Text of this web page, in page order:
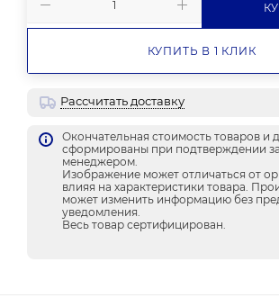
КУПИТЬ В 1 КЛИК
Рассчитать доставку
Окончательная стоимость товаров и
сформированы при подтверждении
менеджером.
Изображение может отличаться от
влияя на характеристики товара.
может изменить информацию без
уведомления.
Весь товар сертифицирован.